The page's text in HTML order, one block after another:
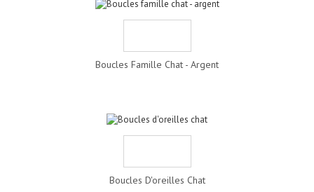
Boucles Famille Chat - Argent
Boucles D'oreilles Chat